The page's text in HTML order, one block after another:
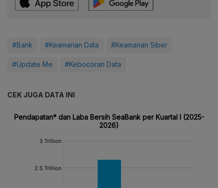
#Bank #Keamanan Data #Keamanan Siber
#Update Me #Kebocoran Data
CEK JUGA DATA INI